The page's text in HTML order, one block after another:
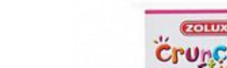
Crunchy Stick Nagy papagáj
1.75EUR2.12
Kiegészítő takarmány házimadarak számára. A ropogós